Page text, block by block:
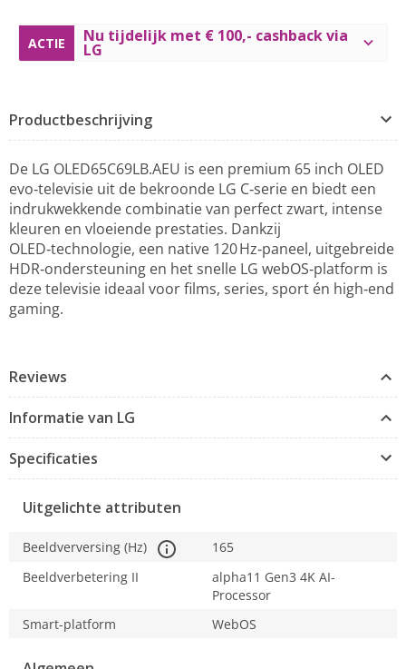
ACTIE Nu tijdelijk met € 100,- cashback via
LG
Productbeschrijving
De LG OLED65C69LB.AEU is een premium 65 inch OLED
evo‑televisie uit de bekroonde LG C‑serie en biedt een
indrukwekkende combinatie van perfect zwart, intense
kleuren en vloeiende prestaties. Dankzij
OLED‑technologie, een native 120 Hz‑paneel, uitgebreide
HDR‑ondersteuning en het snelle LG webOS‑platform is
deze televisie ideaal voor films, series, sport én high‑end
gaming.
Reviews
Informatie van LG
Specificaties
Uitgelichte attributen
Beeldverversing (Hz)
165
Beeldverbetering II
alpha11 Gen3 4K AI-
Processor
Smart-platform
WebOS